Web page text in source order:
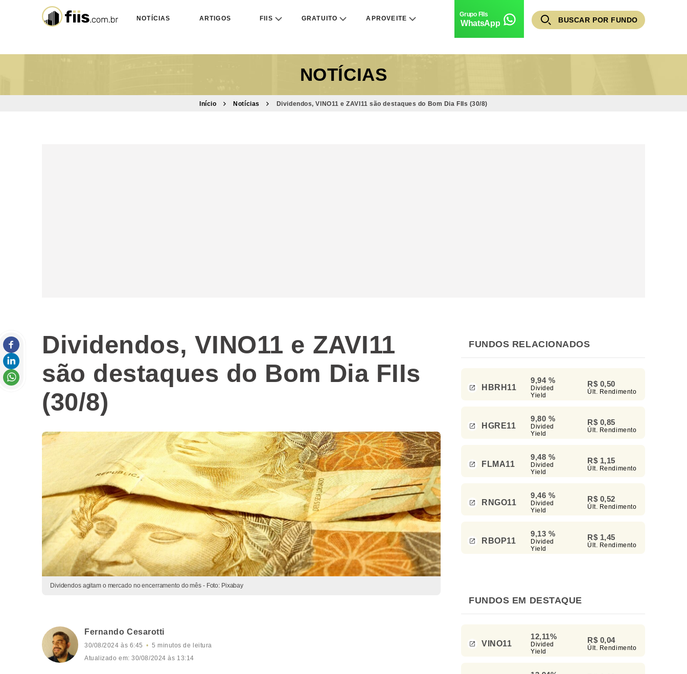
NOTÍCIAS ARTIGOS FIIS GRATUITO APROVEITE
WhatsApp BUSCAR POR FUNDO
NOTÍCIAS
Início Notícias Dividendos, VINO11 e ZAVI11 são destaques do Bom Dia FIIs (30/8)
Dividendos, VINO11 e ZAVI11
são destaques do Bom Dia FIIs
(30/8)
Dividendos agitam o mercado no encerramento do mês - Foto: Pixabay
Fernando Cesarotti
30/08/2024 às 6:45
5 minutos de leitura
Atualizado em: 30/08/2024 às 13:14
FUNDOS RELACIONADOS
HBRH11
9,94 %
Divided
Yield
R$ 0,50
Últ. Rendimento
HGRE11
9,80 %
Divided
Yield
R$ 0,85
Últ. Rendimento
FLMA11
9,48 %
Divided
Yield
R$ 1,15
Últ. Rendimento
RNGO11
9,46 %
Divided
Yield
R$ 0,52
Últ. Rendimento
RBOP11
9,13 %
Divided
Yield
R$ 1,45
Últ. Rendimento
FUNDOS EM DESTAQUE
VINO11
12,11%
Divided
Yield
R$ 0,04
Últ. Rendimento